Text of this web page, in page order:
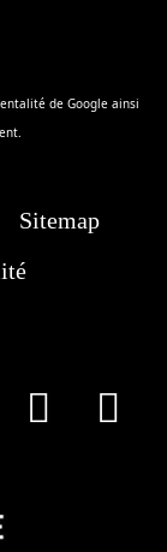
de Google ainsi
Sitemap
Tik Tok